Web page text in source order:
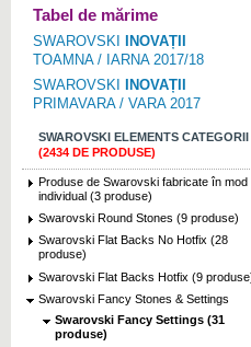
Tabel de mărime
SWAROVSKI
INOVAȚII
TOAMNA / IARNA 2017/18
SWAROVSKI
INOVAȚII
PRIMAVARA / VARA 2017
SWAROVSKI ELEMENTS CATEGORII
(2434 DE PRODUSE)
Produse de Swarovski fabricate în mod
individual (3 produse)
Swarovski Round Stones (9 produse)
Swarovski Flat Backs No Hotfix (28
produse)
Swarovski Flat Backs Hotfix (9
Swarovski Fancy Stones & Settings
Swarovski Fancy Settings (31
produse)